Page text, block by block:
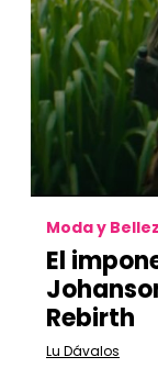
Moda y
El
Rebirth
Lu Dávalos